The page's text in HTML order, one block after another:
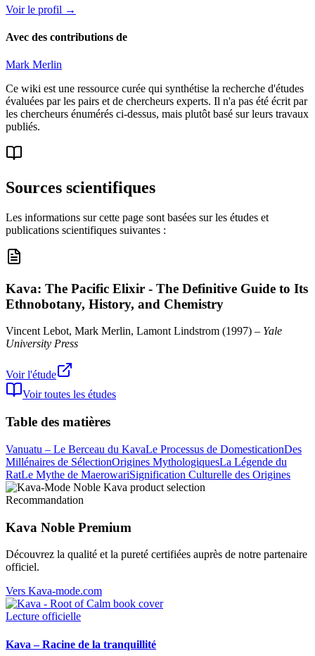
Voir le profil →
Avec des contributions de
Mark Merlin
Ce wiki est une ressource curée qui synthétise la recherche d'études
évaluées par les pairs et de chercheurs experts. Il n'a pas été écrit par
les chercheurs énumérés ci-dessus, mais plutôt basé sur leurs travaux
publiés.
Sources scientifiques
Les informations sur cette page sont basées sur les études et
publications scientifiques suivantes :
Kava: The Pacific Elixir - The Definitive Guide to Its
Ethnobotany, History, and Chemistry
Vincent Lebot, Mark Merlin, Lamont Lindstrom (1997) – Yale
University Press
Voir l'étude
Voir toutes les études
Table des matières
Vanuatu – Le Berceau du KavaLe Processus de DomesticationDes
Millénaires de SélectionOrigines MythologiquesLa Légende du
RatLe Mythe de MaerowariSignification Culturelle des Origines
Recommandation
Kava Noble Premium
Découvrez la qualité et la pureté certifiées auprès de notre partenaire
officiel.
Vers Kava-mode.com
Lecture officielle
Kava – Racine de la tranquillité